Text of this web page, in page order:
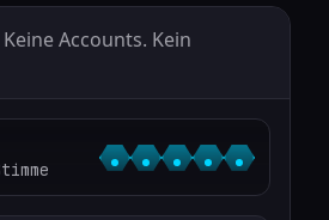
Keine Accounts. Kein